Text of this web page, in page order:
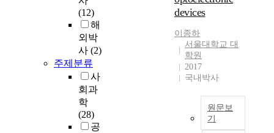
(12)
해
외박
사 (2)
주제분류
사
회과
학
(28)
공
devices
이종하
서울대학교 대
학원
2017
국내박사
원문보
기